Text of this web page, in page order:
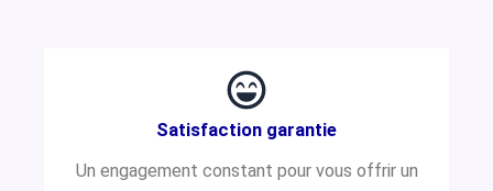
Satisfaction garantie
Un engagement constant pour vous offrir un